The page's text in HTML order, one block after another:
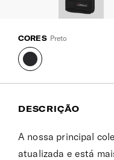
CORES Preto
DESCRIÇÃO
A nossa principal
atualizada e está